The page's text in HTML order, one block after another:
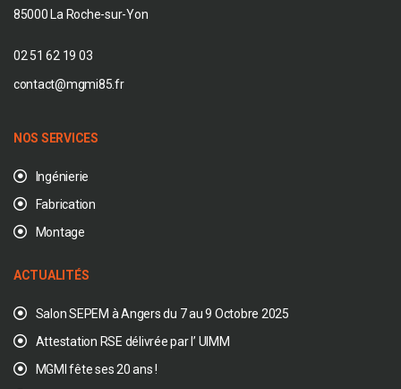
85000 La Roche-sur-Yon
02 51 62 19 03
contact@mgmi85.fr
NOS SERVICES
Ingénierie
Fabrication
Montage
ACTUALITÉS
Salon SEPEM à Angers du 7 au 9 Octobre 2025
Attestation RSE délivrée par l’ UIMM
MGMI fête ses 20 ans !